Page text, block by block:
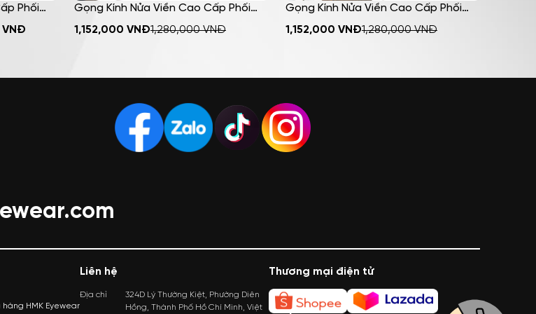
Phối
Thời
VNĐ MUA NGAY
Gọng Kính Nửa Viền Cao Cấp Phối
Kim Loại HMK Eyewear Cá Tính Thời
1,152,000 VNĐ1,280,000VNĐ MUA NGAY
Gọng Kính Nửa Viền Cao Cấp Phối
Kim Loại HMK Eyewear Cá Tính Thời
1,152,000 VNĐ1,280,000VNĐ
HMK Eyewear
Liên hệ
Địa chỉ
324D Lý Thường Kiệt, Phường Diên
Hồng, Thành Phố Hồ Chí Minh, Việt
Thương mại điện tử